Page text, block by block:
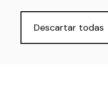
Descartar todas